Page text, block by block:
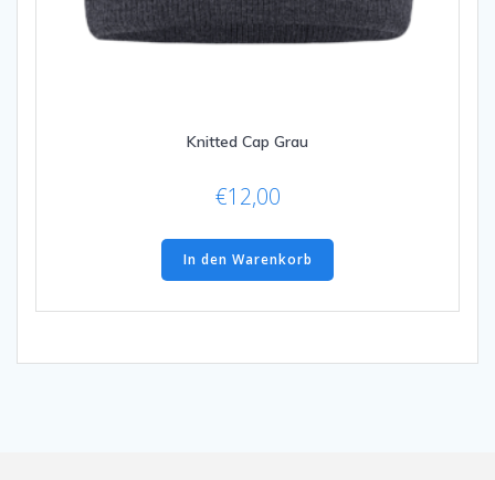
Knitted Cap Grau
€12,00
In den Warenkorb